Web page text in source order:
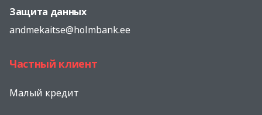
Защита данных
andmekaitse@holmbank.ee
Частный клиент
Малый кредит